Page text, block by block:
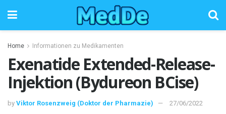
Home Informationen zu Medikamenten
Exenatide Extended-Release-
Injektion (Bydureon BCise)
by Viktor Rosenzweig (Doktor der Pharmazie) 27/06/2022